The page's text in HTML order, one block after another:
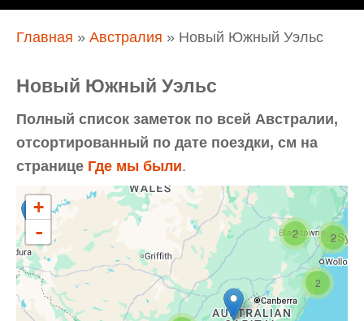
Вы здесь
Главная » Австралия » Новый Южный Уэльс
Новый Южный Уэльс
Полный список заметок по всей Австралии,
отсортированный по дате поездки, см на
странице Где мы были.
2
2
2
+
-